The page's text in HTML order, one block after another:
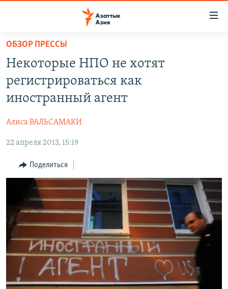
Вернуться
основному
содержанию
Вернутся
главной
Вернутся
поиску
ВОЙНА В УКРАИНЕ
КЫРГЫЗЧА
ЎЗБЕКЧА
ТОҶИКӢ
TÜRKMENÇE
Все сайты РСЕ/РС
ОБЗОР ПРЕССЫ
Некоторые НПО не хотят
регистрироваться как
иностранный агент
Алиса ВАЛЬСАМАКИ
22 апреля 2013, 15:19
Поделиться